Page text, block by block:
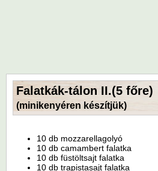
Falatkák-tálon II.(5 főre)
(minikenyéren készítjük)
10 db mozzarellagolyó
10 db camambert falatka
10 db füstöltsajt falatka
10 db trapistasajt falatka